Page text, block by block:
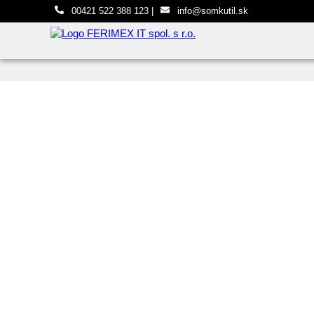
Preskočiť na hlavný obsah
00421 522 388 123 info@somkutil.sk